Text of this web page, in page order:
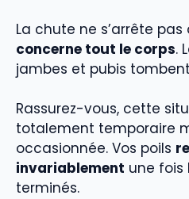
La chute ne s’arrête
concerne tout le corps.
jambes et pubis
Rassurez-vous, cette
totalement temporaire
occasionnée. Vos poils
invariablement une
terminés.